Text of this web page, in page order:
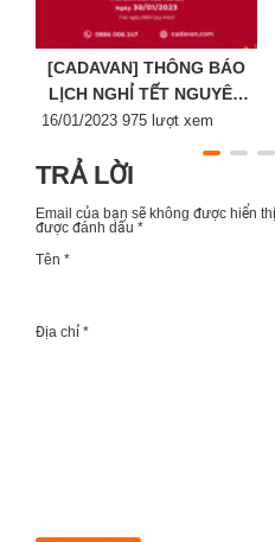
[CADAVAN] THÔNG BÁO
LỊCH NGHỈ TẾT NGUYÊN
ĐÁN 2023
Posted
16/01/2023 975 lượt xem
TRẢ LỜI
Email của bạn sẽ không được hiển
được đánh dấu *
Tên *
Địa chỉ *